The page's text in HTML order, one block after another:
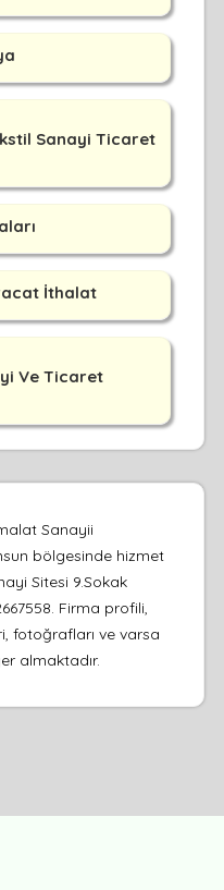
Sanayi Ticaret
İthalat
Ve Ticaret
Sanayii
bölgesinde hizmet
Sitesi 9.Sokak
Firma profili,
fotoğrafları ve varsa
almaktadır.